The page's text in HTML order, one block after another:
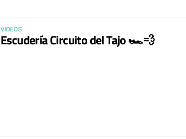
VIDEOS
Escudería Circuito del Tajo 🏎️💨